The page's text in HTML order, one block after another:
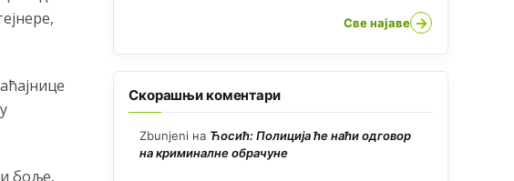
боље,
Све најаве →
Скорашњи коментари
Zbunjeni на Ћосић: Полиција ће наћи одговор
на криминалне обрачуне